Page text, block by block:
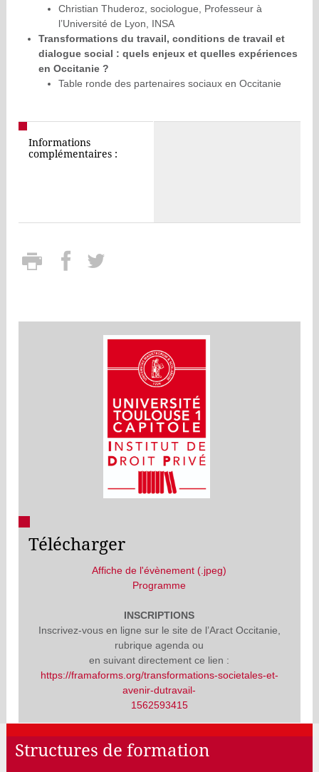
Christian Thuderoz, sociologue, Professeur à
l’Université de Lyon, INSA
Transformations du travail, conditions de travail et
dialogue social : quels enjeux et quelles expériences
en Occitanie ?
Table ronde des partenaires sociaux en Occitanie
Informations
complémentaires :
Télécharger
Affiche de l'évènement (.jpeg)
Programme
INSCRIPTIONS
Inscrivez-vous en ligne sur le site de l’Aract Occitanie,
rubrique agenda ou
en suivant directement ce lien :
https://framaforms.org/transformations-societales-et-
avenir-dutravail-
1562593415
Structures de formation